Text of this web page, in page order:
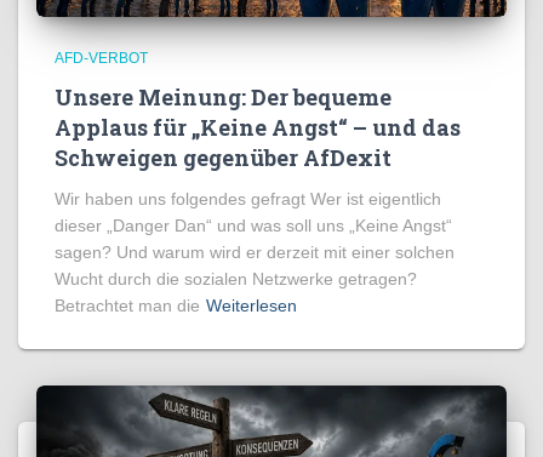
AFD-VERBOT
Unsere Meinung: Der bequeme
Applaus für „Keine Angst“ – und das
Schweigen gegenüber AfDexit
Wir haben uns folgendes gefragt Wer ist eigentlich
dieser „Danger Dan“ und was soll uns „Keine Angst“
sagen? Und warum wird er derzeit mit einer solchen
Wucht durch die sozialen Netzwerke getragen?
Betrachtet man die Weiterlesen